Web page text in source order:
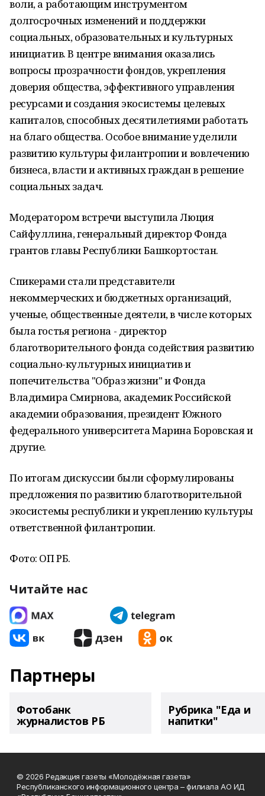
воли, а работающим инструментом
долгосрочных изменений и поддержки
социальных, образовательных и культурных
инициатив. В центре внимания оказались
вопросы прозрачности фондов, укрепления
доверия общества, эффективного управления
ресурсами и создания экосистемы целевых
капиталов, способных десятилетиями работать
на благо общества. Особое внимание уделили
развитию культуры филантропии и вовлечению
бизнеса, власти и активных граждан в решение
социальных задач.
Модератором встречи выступила Люция
Сайфуллина, генеральный директор Фонда
грантов главы Республики Башкортостан.
Спикерами стали представители
некоммерческих и бюджетных организаций,
ученые, общественные деятели, в числе которых
была гостья региона - директор
благотворительного фонда содействия развитию
социально-культурных инициатив и
попечительства "Образ жизни" и Фонда
Владимира Смирнова, академик Российской
академии образования, президент Южного
федерального университета Марина Боровская и
другие.
По итогам дискуссии были сформулированы
предложения по развитию благотворительной
экосистемы республики и укреплению культуры
ответственной филантропии.
Фото: ОП РБ.
Читайте нас
Партнеры
Фотобанк
журналистов РБ
Рубрика "Еда и
напитки"
© 2026 Редакция газеты «Молодёжная газета»
Республиканского информационного центра – филиала АО ИД